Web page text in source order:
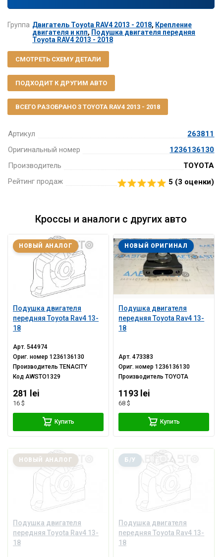
Артикул
263811
Оригинальный номер
1236136130
Производитель
TOYOTA
Рейтинг продаж
5 (3 оценки)
Группа Двигатель Toyota RAV4 2013 - 2018, Крепление
двигателя и кпп, Подушка двигателя передняя
Toyota RAV4 2013 - 2018
СМОТРЕТЬ СХЕМУ ДЕТАЛИ
ПОДХОДИТ К ДРУГИМ АВТО
ВСЕГО РАЗОБРАНО 3 TOYOTA RAV4 2013 - 2018
Кроссы и аналоги с других авто
Подушка двигателя
передняя Toyota Rav4 13-
18
НОВЫЙ АНАЛОГ
Арт.544974
Ориг. номер1236136130
ПроизводительTENACITY
КодAWSTO1329
281 lei
16 $
Купить
Подушка двигателя
передняя Toyota Rav4 13-
18
НОВЫЙ ОРИГИНАЛ
Арт.473383
Ориг. номер1236136130
ПроизводительTOYOTA
1193 lei
68 $
Купить
Подушка двигателя
передняя Toyota Rav4 13-
18
НОВЫЙ АНАЛОГ
Подушка двигателя
передняя Toyota Rav4 13-
18
Б/У